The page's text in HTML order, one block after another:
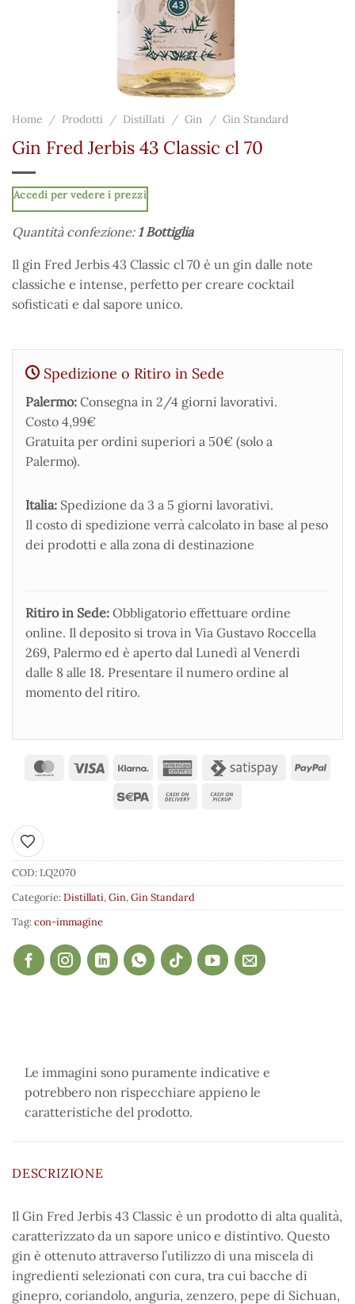
Home / Prodotti / Distillati / Gin / Gin Standard
Gin Fred Jerbis 43 Classic cl 70
Accedi per vedere i prezzi
Quantità confezione: 1 Bottiglia
Il gin Fred Jerbis 43 Classic cl 70 è un gin dalle note
classiche e intense, perfetto per creare cocktail
sofisticati e dal sapore unico.
Spedizione o Ritiro in Sede
Palermo: Consegna in 2/4 giorni lavorativi.
Costo 4,99€
Gratuita per ordini superiori a 50€ (solo a
Palermo).
Italia: Spedizione da 3 a 5 giorni lavorativi.
Il costo di spedizione verrà calcolato in base al peso
dei prodotti e alla zona di destinazione
Ritiro in Sede: Obbligatorio effettuare ordine
online. Il deposito si trova in Via Gustavo Roccella
269, Palermo ed è aperto dal Lunedì al Venerdì
dalle 8 alle 18. Presentare il numero ordine al
momento del ritiro.
Aggiungi ai preferiti
COD:LQ2070
Categorie:Distillati,Gin,Gin Standard
Tag:con-immagine
Le immagini sono puramente indicative e
potrebbero non rispecchiare appieno le
caratteristiche del prodotto.
DESCRIZIONE
Il Gin Fred Jerbis 43 Classic è un prodotto di alta qualità,
caratterizzato da un sapore unico e distintivo. Questo
gin è ottenuto attraverso l’utilizzo di una miscela di
ingredienti selezionati con cura, tra cui bacche di
ginepro, coriandolo, anguria, zenzero, pepe di Sichuan,